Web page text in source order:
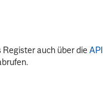
Register auch über dieAPI